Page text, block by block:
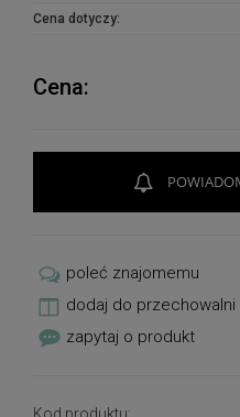
Cena dotyczy:
Cena:
poleć znajomemu
dodaj do przechowalni
zapytaj o produkt